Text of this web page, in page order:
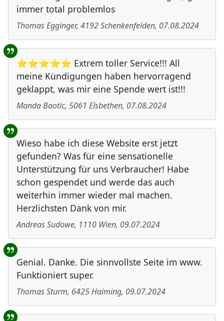
immer total problemlos
Thomas Egginger, 4192Schenkenfelden, 07.08.2024
⭐⭐⭐⭐⭐ Extrem toller Service!!! All
meine Kündigungen haben hervorragend
geklappt, was mir eine Spende wert ist!!!
Manda Baotic, 5061 Elsbethen, 07.08.2024
Wieso habe ich diese Website erst jetzt
gefunden? Was für eine sensationelle
Unterstützung für uns Verbraucher! Habe
schon gespendet und werde das auch
weiterhin immer wieder mal machen.
Herzlichsten Dank von mir.
Andreas Sudowe, 1110 Wien, 09.07.2024
Genial. Danke. Die sinnvollste Seite im www.
Funktioniert super.
Thomas Sturm, 6425Haiming, 09.07.2024